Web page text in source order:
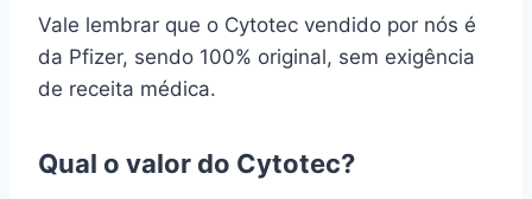
Vale lembrar que o Cytotec vendido por nós é
da Pfizer, sendo 100% original, sem exigência
de receita médica.
Qual o valor do Cytotec?